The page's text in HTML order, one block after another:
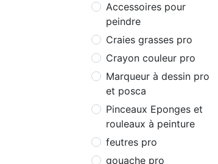
Accessoires pour
peindre
Craies grasses pro
Crayon couleur pro
Marqueur à dessin pro
et posca
Pinceaux Eponges et
rouleaux à peinture
feutres pro
gouache pro